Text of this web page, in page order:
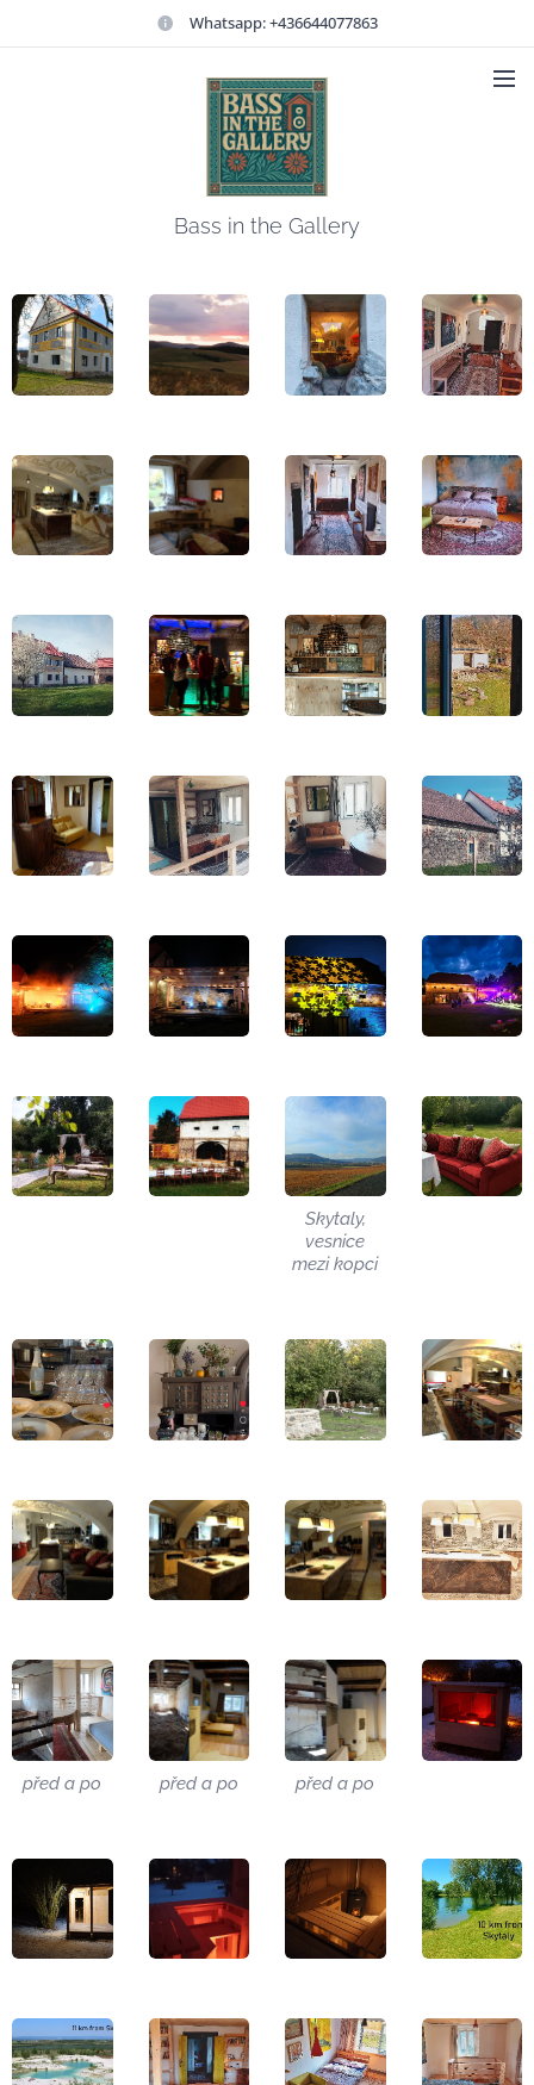
Whatsapp: +436644077863
Bass in the Gallery
Skytaly,
vesnice
mezi kopci
před a po před a po před a po